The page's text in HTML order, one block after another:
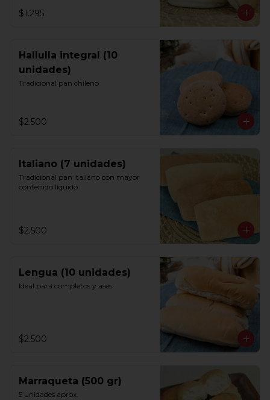
$1.295
Hallulla integral (10
unidades)
Tradicional pan chileno
$2.500
Italiano (7 unidades)
Tradicional pan italiano con mayor
contenido líquido
$2.500
Lengua (10 unidades)
Ideal para completos y ases
$2.500
Marraqueta (500 gr)
5 unidades aprox.